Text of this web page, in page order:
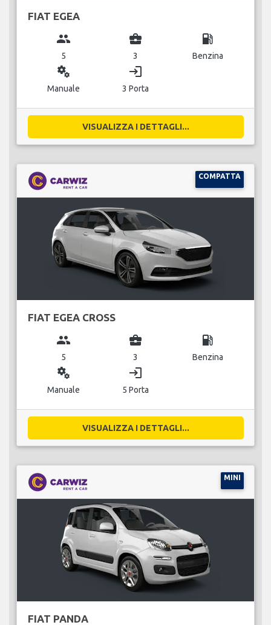
FIAT EGEA
group
5
business_center
3
local_gas_station
Benzina
miscellaneous_services
Manuale
login
3 Porta
VISUALIZZA I DETTAGLI...
COMPATTA
FIAT EGEA CROSS
group
5
business_center
3
local_gas_station
Benzina
miscellaneous_services
Manuale
login
5 Porta
VISUALIZZA I DETTAGLI...
MINI
FIAT PANDA